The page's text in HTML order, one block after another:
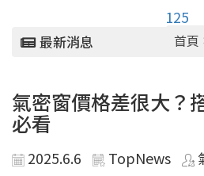
125
最新消息 首頁
氣密窗價格差很大？
必看
2025.6.6 TopNews